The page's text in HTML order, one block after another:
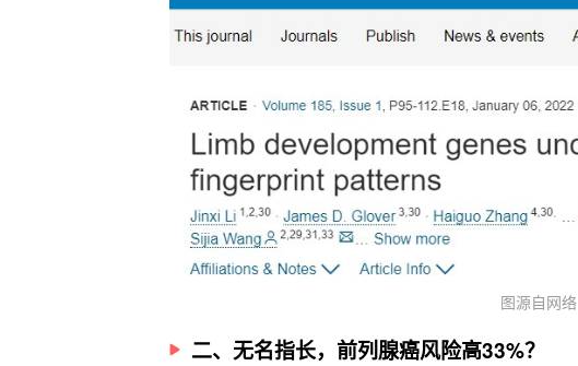
图源自网络
二、无名指长，前列腺癌风险高33%？